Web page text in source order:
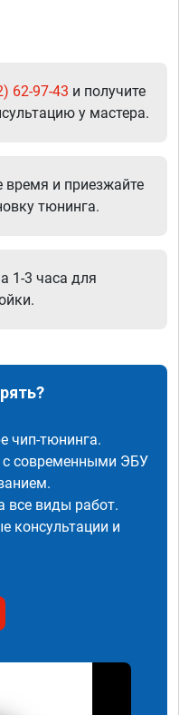
62-97-43 и получите
у мастера.
время и приезжайте
тюнинга.
1-3 часа для
чип-тюнинга.
с современными ЭБУ
все виды работ.
консультации и